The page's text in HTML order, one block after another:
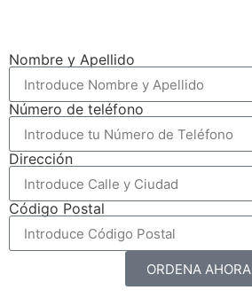
Nombre y Apellido
Número de teléfono
Dirección
Código Postal
ORDENA AHORA